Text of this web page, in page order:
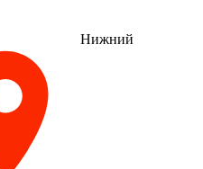
Нижний